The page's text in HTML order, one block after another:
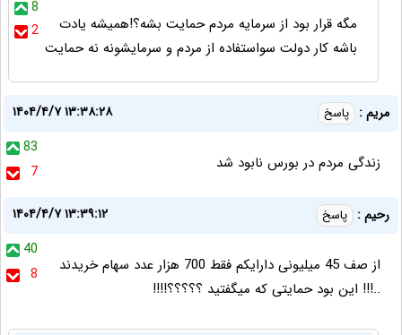
8
2
مگه قرار بود از سرمایه مردم حمایت بشه؟!همیشه یادت
باشه کار دولت سواستفاده از مردم و سرمایشونه نه حمایت
مریم : پاسخ
۱۴۰۴/۴/۷ ۱۳:۳۸:۲۸
83
7
زندگی مردم در بورس نابود شد
رحیم : پاسخ
۱۴۰۴/۴/۷ ۱۳:۳۹:۱۲
40
8
از صف 45 میلیونی دارایکم فقط 700 هزار عدد سهام خریدند
..!!! این بود حمایتی که میگفتید ؟؟؟؟؟!!!!